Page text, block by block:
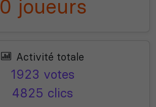
0 joueurs
Activité totale
1923 votes
4825 clics